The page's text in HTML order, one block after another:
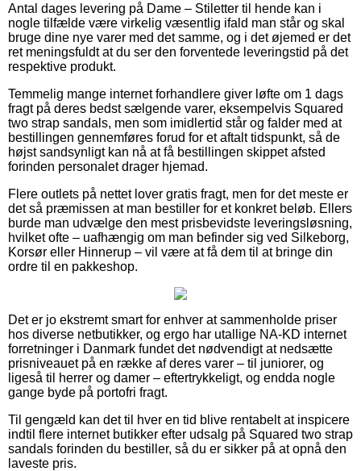
Antal dages levering på Dame – Stiletter til hende kan i
nogle tilfælde være virkelig væsentlig ifald man står og skal
bruge dine nye varer med det samme, og i det øjemed er det
ret meningsfuldt at du ser den forventede leveringstid på det
respektive produkt.
Temmelig mange internet forhandlere giver løfte om 1 dags
fragt på deres bedst sælgende varer, eksempelvis Squared
two strap sandals, men som imidlertid står og falder med at
bestillingen gennemføres forud for et aftalt tidspunkt, så de
højst sandsynligt kan nå at få bestillingen skippet afsted
forinden personalet drager hjemad.
Flere outlets på nettet lover gratis fragt, men for det meste er
det så præmissen at man bestiller for et konkret beløb. Ellers
burde man udvælge den mest prisbevidste leveringsløsning,
hvilket ofte – uafhængig om man befinder sig ved Silkeborg,
Korsør eller Hinnerup – vil være at få dem til at bringe din
ordre til en pakkeshop.
Det er jo ekstremt smart for enhver at sammenholde priser
hos diverse netbutikker, og ergo har utallige NA-KD internet
forretninger i Danmark fundet det nødvendigt at nedsætte
prisniveauet på en række af deres varer – til juniorer, og
ligeså til herrer og damer – eftertrykkeligt, og endda nogle
gange byde på portofri fragt.
Til gengæld kan det til hver en tid blive rentabelt at inspicere
indtil flere internet butikker efter udsalg på Squared two strap
sandals forinden du bestiller, så du er sikker på at opnå den
laveste pris.